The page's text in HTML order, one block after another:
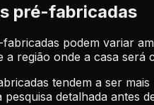
pré-fabricadas
podem variar
a região onde a casa será
tendem a ser
detalhada antes